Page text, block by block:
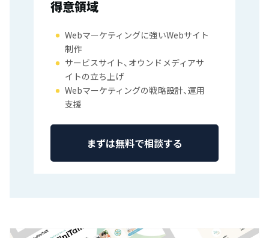
得意領域
Webマーケティングに強いWebサイト
制作
サービスサイト、オウンドメディアサ
イトの立ち上げ
Webマーケティングの戦略設計、運用
支援
まずは無料で相談する